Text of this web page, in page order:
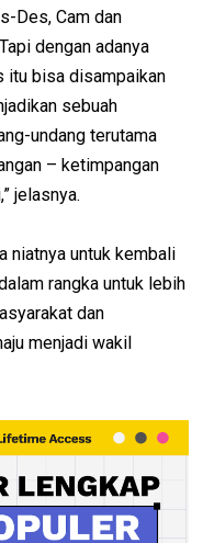
Des, Cam dan
dengan adanya
itu bisa disampaikan
sebuah
undang terutama
– ketimpangan
jelasnya.
niatnya untuk kembali
rangka untuk lebih
dan
menjadi wakil